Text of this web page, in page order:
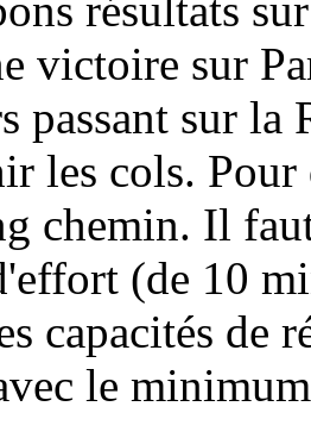
victoire sur
passant sur
les cols.
chemin. Il
(de 10
capacités de
le